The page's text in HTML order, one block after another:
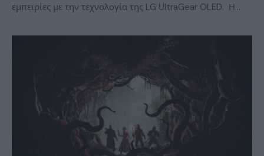
εμπειρίες με την τεχνολογία της LG UltraGear OLED. Η…